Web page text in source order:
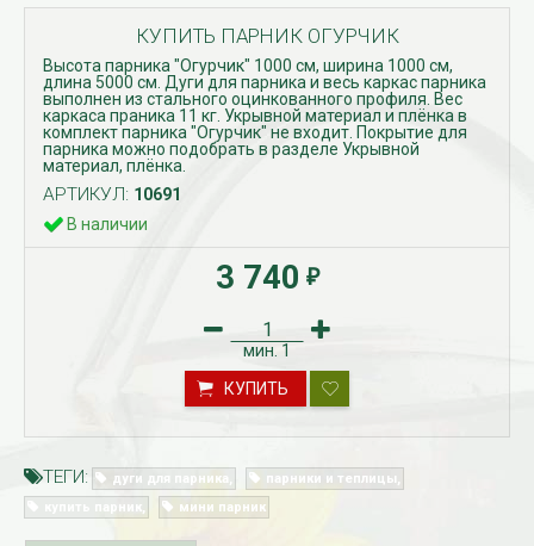
КУПИТЬ ПАРНИК ОГУРЧИК
Высота парника "Огурчик" 1000 см, ширина 1000 см,
длина 5000 см. Дуги для парника и весь каркас парника
выполнен из стального оцинкованного профиля. Вес
каркаса праника 11 кг. Укрывной материал и плёнка в
комплект парника "Огурчик" не входит. Покрытие для
парника можно подобрать в разделе Укрывной
материал, плёнка.
АРТИКУЛ: 10691
В наличии
3 740 ₽
мин. 1
КУПИТЬ
ТЕГИ: дуги для парника
парники и теплицы
купить парник
мини парник